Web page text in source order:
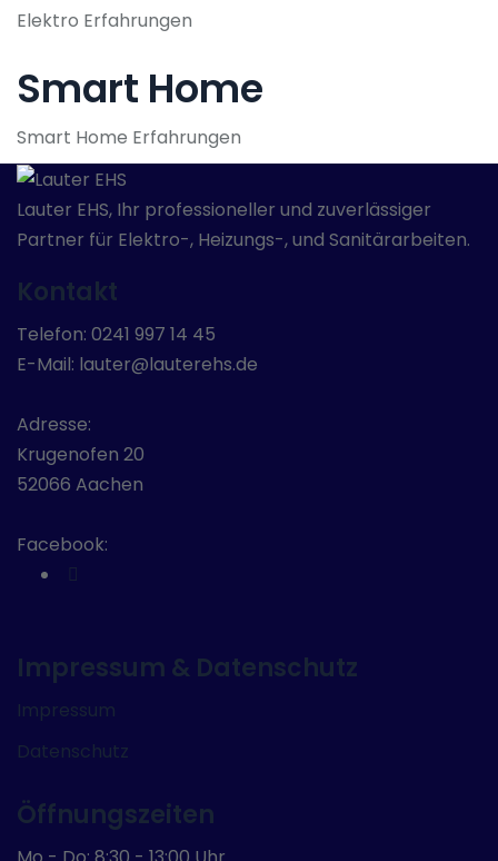
Elektro Erfahrungen
Smart Home
Smart Home Erfahrungen
Lauter EHS, Ihr professioneller und zuverlässiger
Partner für Elektro-, Heizungs-, und Sanitärarbeiten.
Kontakt
Telefon: 0241 997 14 45
E-Mail: lauter@lauterehs.de
Adresse:
Krugenofen 20
52066 Aachen
Facebook:
Impressum & Datenschutz
Impressum
Datenschutz
Öffnungszeiten